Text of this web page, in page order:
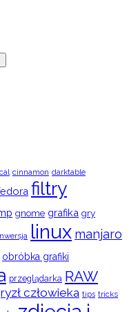
cinnamon darktable
filtry
gnome grafika gry
linux manjaro
obróbka grafiki
przeglądarka RAW
człowieka tips tricks